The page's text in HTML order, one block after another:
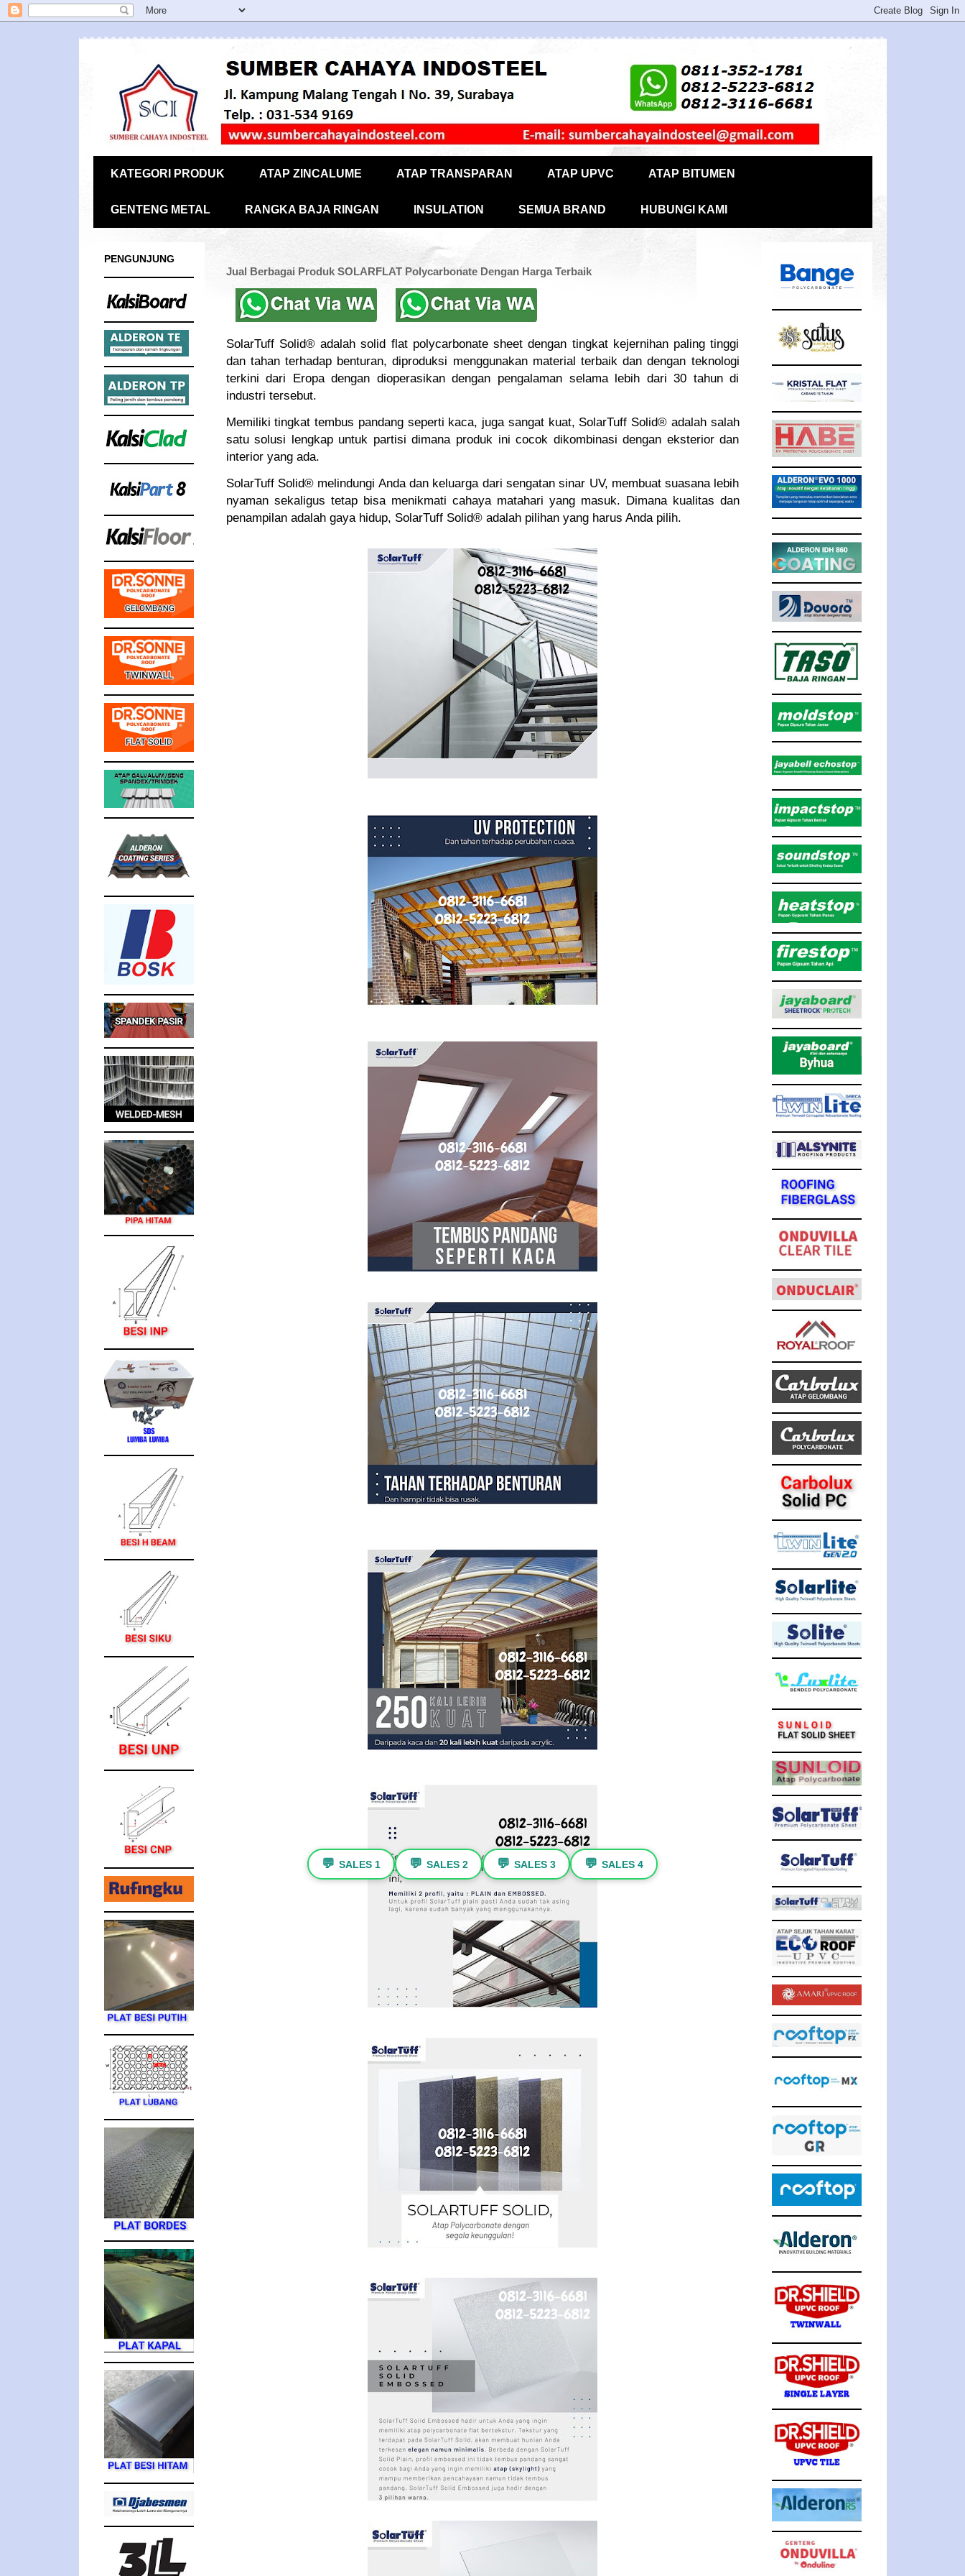
KATEGORI PRODUK ATAP ZINCALUME ATAP TRANSPARAN ATAP UPVC ATAP BITUMEN
GENTENG METAL RANGKA BAJA RINGAN INSULATION SEMUA BRAND HUBUNGI KAMI
Jual Berbagai Produk SOLARFLAT Polycarbonate Dengan Harga Terbaik
SolarTuff Solid® adalah solid flat polycarbonate sheet dengan tingkat kejernihan paling tinggi
dan tahan terhadap benturan, diproduksi menggunakan material terbaik dan dengan teknologi
terkini dari Eropa dengan dioperasikan dengan pengalaman selama lebih dari 30 tahun di
industri tersebut.
Memiliki tingkat tembus pandang seperti kaca, juga sangat kuat, SolarTuff Solid® adalah salah
satu solusi lengkap untuk partisi dimana produk ini cocok dikombinasi dengan eksterior dan
interior yang ada.
SolarTuff Solid® melindungi Anda dan keluarga dari sengatan sinar UV, membuat suasana lebih
nyaman sekaligus tetap bisa menikmati cahaya matahari yang masuk. Dimana kualitas dan
penampilan adalah gaya hidup, SolarTuff Solid® adalah pilihan yang harus Anda pilih.
PENGUNJUNG
💬 SALES 1 💬 SALES 2 💬 SALES 3 💬 SALES 4